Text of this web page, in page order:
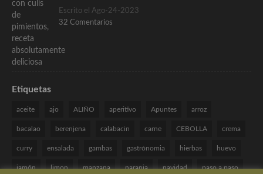
Escrito el Ago-24-2023
32 Comentarios
Etiquetas
aceite ajo ALIÑO aperitivo Apuntes arroz
bacalao berenjena calabacin carne CEBOLLA crema
curry ensalada gambas gastrónomia hierbas huevo
jamón limon manzana naranja navidad paso a paso